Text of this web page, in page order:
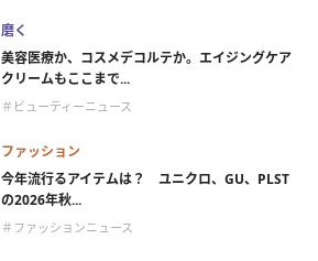
磨く
美容医療か、コスメデコルテか。エイジングケア
クリームもここまで...
＃ビューティーニュース
ファッション
今年流行るアイテムは？ ユニクロ、GU、PLST
の2026年秋...
＃ファッションニュース